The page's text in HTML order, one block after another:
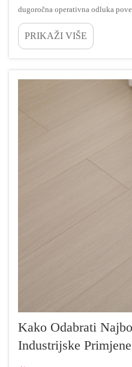
dugoročna operativna odluka
rasporeda i troškovima životnog
biraju zato što se bave tačkama
PRIKAŽI VIŠE
Kako Odabrati
Industrijske Primjene